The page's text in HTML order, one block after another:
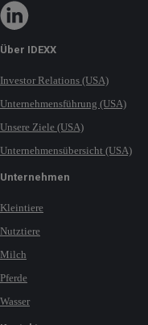
Über IDEXX
Investor Relations (USA)
Unternehmensführung (USA)
Unsere Ziele (USA)
Unternehmensübersicht (USA)
Unternehmen
Kleintiere
Nutztiere
Milch
Pferde
Wasser